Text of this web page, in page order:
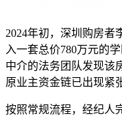
2024年初，深圳购房者
入一套总价780万元的
中介的法务团队发现该
原业主资金链已出现紧
按照常规流程，经纪人